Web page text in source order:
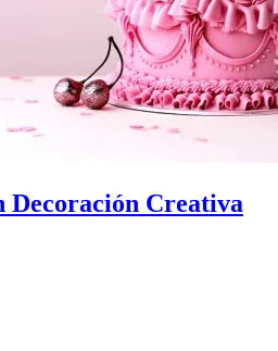
Decoración Creativa